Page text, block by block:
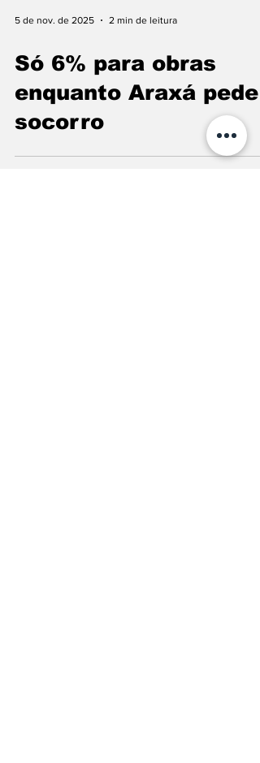
5 de nov. de 2025 2 min de leitura
Só 6% para obras
enquanto Araxá pede
socorro